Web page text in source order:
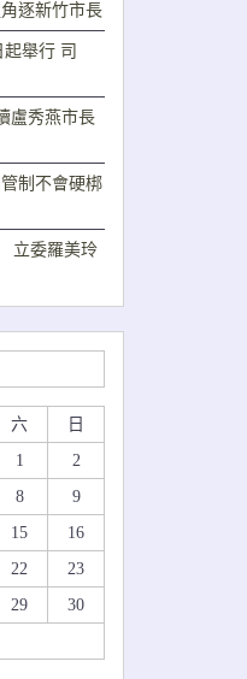
逐新竹市長
舉行 司
盧秀燕市長
制不會硬梆
立委羅美玲
六
日
1
2
8
9
15
16
22
23
29
30